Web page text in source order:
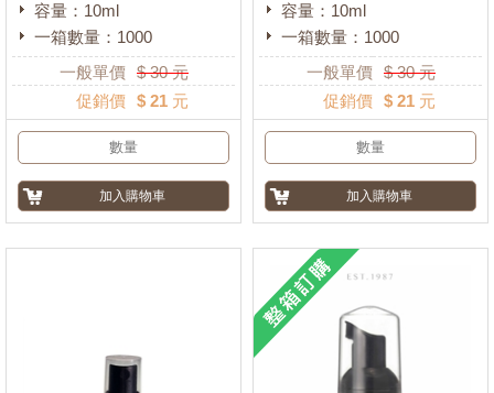
容量：10ml
一箱數量：1000
一般單價 $30元
促銷價 $ 21 元
容量：10ml
一箱數量：1000
一般單價 $30元
促銷價 $ 21 元